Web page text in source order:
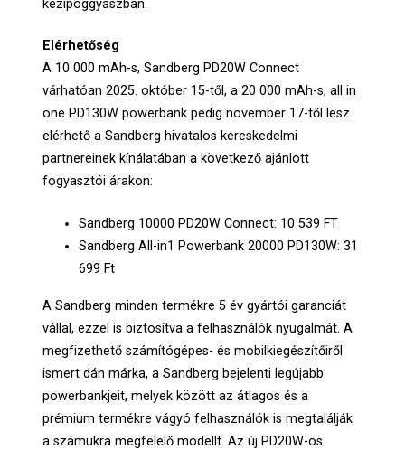
kézipoggyászban.
Elérhetőség
A 10 000 mAh-s, Sandberg PD20W Connect
várhatóan 2025. október 15-től, a 20 000 mAh-s, all in
one PD130W powerbank pedig november 17-től lesz
elérhető a Sandberg hivatalos kereskedelmi
partnereinek kínálatában a következő ajánlott
fogyasztói árakon:
Sandberg 10000 PD20W Connect: 10 539 FT
Sandberg All-in1 Powerbank 20000 PD130W: 31
699 Ft
A Sandberg minden termékre 5 év gyártói garanciát
vállal, ezzel is biztosítva a felhasználók nyugalmát. A
megfizethető számítógépes- és mobilkiegészítőiről
ismert dán márka, a Sandberg bejelenti legújabb
powerbankjeit, melyek között az átlagos és a
prémium termékre vágyó felhasználók is megtalálják
a számukra megfelelő modellt. Az új PD20W-os